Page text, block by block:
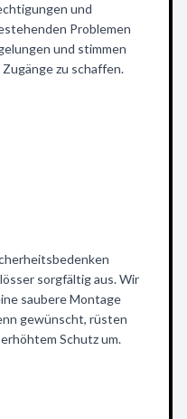
und
Problemen
und stimmen
zu schaffen.
sorgfältig aus. Wir
saubere Montage
gewünscht, rüsten
Schutz um.